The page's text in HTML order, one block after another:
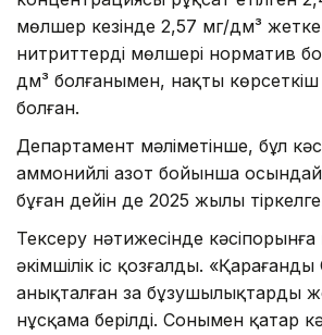
мөлшер кезінде 2,57 мг/дм³
нитриттердің мөлшері норматив
дм³ болғанымен, нақты
болған.
Департамент мәліметінше, бұл
аммонийлі азот бойынша осындай
бұған дейін де 2025 жылы
Тексеру нәтижесінде
әкімшілік іс қозғалды.
анықталған заң бұзушылықтарды
нұсқама берілді. Сонымен қатар